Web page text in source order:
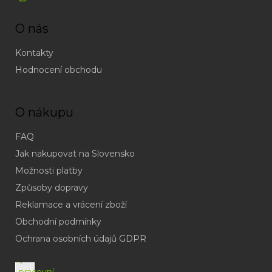
O nás
Kontakty
Hodnocení obchodu
O nákupu
FAQ
Jak nakupovat na Slovensko
Možnosti platby
Způsoby dopravy
Reklamace a vrácení zboží
Obchodní podmínky
Ochrana osobních údajů GDPR
(odpověď
do
v